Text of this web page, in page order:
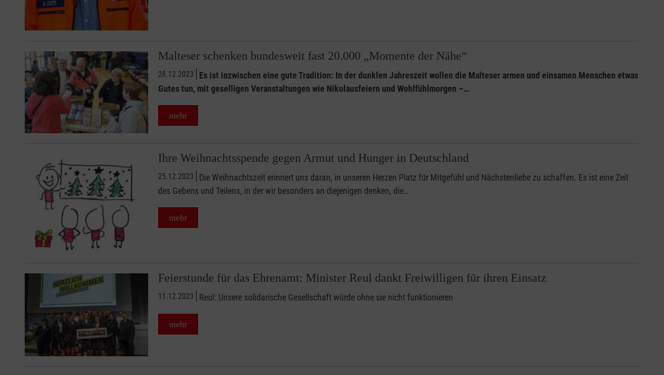
Malteser schenken bundesweit fast 20.000 „Momente der Nähe“
28.12.2023
Es ist inzwischen eine gute Tradition: In der dunklen Jahreszeit wollen die Malteser armen und einsamen Menschen etwas
Gutes tun, mit geselligen Veranstaltungen wie Nikolausfeiern und Wohlfühlmorgen –…
mehr
Ihre Weihnachtsspende gegen Armut und Hunger in Deutschland
25.12.2023
Die Weihnachtszeit erinnert uns daran, in unseren Herzen Platz für Mitgefühl und Nächstenliebe zu schaffen. Es ist eine Zeit
des Gebens und Teilens, in der wir besonders an diejenigen denken, die…
mehr
Feierstunde für das Ehrenamt: Minister Reul dankt Freiwilligen für ihren Einsatz
11.12.2023 Reul: Unsere solidarische Gesellschaft würde ohne sie nicht funktionieren
mehr